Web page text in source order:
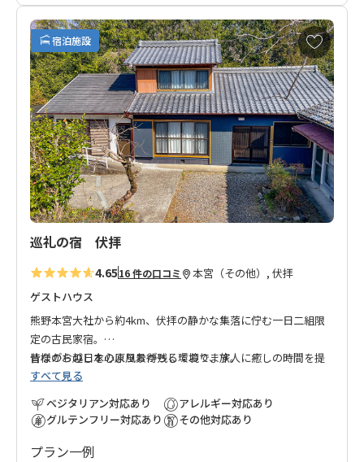
好立地。
現在「素泊まりプラン」のみの販売ですが、徒歩3分以内にスー
パーがあり食事を購入可能。
温もりと安心を感じられる杉の木を全面に利用した内装に加
え、2階からは壮大な熊野川の絶景をご覧いただけます。
熊野古道 小辺路にも面しており、中辺路を歩かれる方はもちろ
ん、小辺路ウォークのお客様のご宿泊にもオススメ！
都会からのお客様、田舎暮らしに慣れているお客様、両方にご
満足いただけるお宿です。
チェックイン方法はご予約・決済完了後にオーナーよりお知ら
せいたします。
こちらのお宿は環境に配慮したコンポストトイレを採用してお
ります。
宿泊施設
お
気
に
入
り
に
追
巡礼の宿 伏拝
4.6516 件の口コミ
本宮（その他）, 伏拝
ゲストハウス
熊野本宮大社から約4km、伏拝の静かな集落に佇む一日二組限
定の古民家宿。
昔ながらの日本の原風景が残る環境で、旅人に癒しの時間を提
供します。
清潔で広々とした客室には美しい庭が広がり、静けさの中でゆ
ったりと過ごせます。
熊野本宮大社へのアクセスも良好で、翌朝は余裕を持って参拝
可能。熊野詣の前泊に最適なロケーションです。
皆様のお越しを心よりお待ちしております。
すべて見る
ベジタリアン対応あり
グルテンフリー対応あり
アレルギー対応あり
その他対応あり
プラン一例